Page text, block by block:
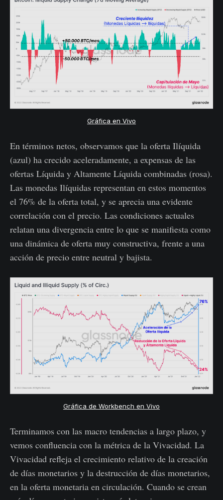
Gráfica en Vivo
En términos netos, observamos que la oferta Ilíquida
(azul) ha crecido aceleradamente, a expensas de las
ofertas Líquida y Altamente Líquida combinadas (rosa).
Las monedas Ilíquidas representan en estos momentos
el 76% de la oferta total, y se aprecia una evidente
correlación con el precio. Las condiciones actuales
relatan una divergencia entre lo que se manifiesta como
una dinámica de oferta muy constructiva, frente a una
acción de precio entre neutral y bajista.
Gráfica de Workbench en Vivo
Terminamos con las macro tendencias a largo plazo, y
vemos confluencia con la métrica de la Vivacidad. La
Vivacidad refleja el crecimiento relativo de la creación
de días monetarios y la destrucción de días monetarios,
en la oferta monetaria en circulación. Cuando se crean